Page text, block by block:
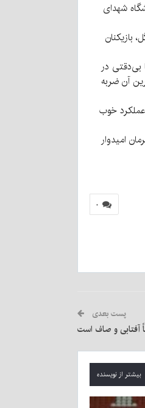
کشور، تیم فوتبال مس رفسنجان شامگاه یکشنبه سوم اسفند ۱۴۰۴ از ساعت ۱۹ در ورزشگاه شهدای
بازیکنان
بی‌دقتی در
آن ضربه
عملکرد خوب
امیدوار
۰
پست بعدی
آفتابی و صاف است
بیشتر از نویسنده